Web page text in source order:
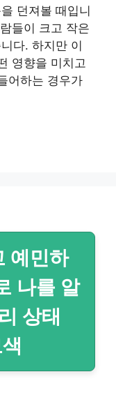
던져볼 때입니
들이 크고 작은
다. 하지만 이
영향을 미치고
어하는 경우가
예민하
나를 알
상태